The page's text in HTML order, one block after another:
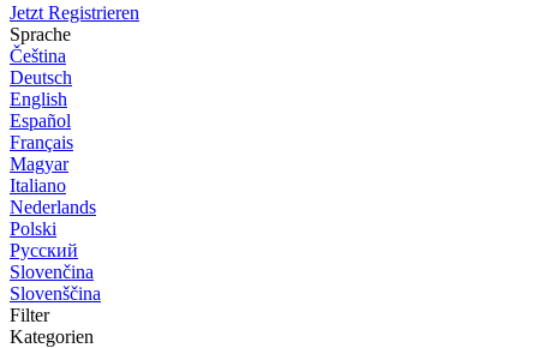
Jetzt Registrieren
Sprache
Čeština
Deutsch
English
Español
Français
Magyar
Italiano
Nederlands
Polski
Русский
Slovenčina
Slovenščina
Filter
Kategorien